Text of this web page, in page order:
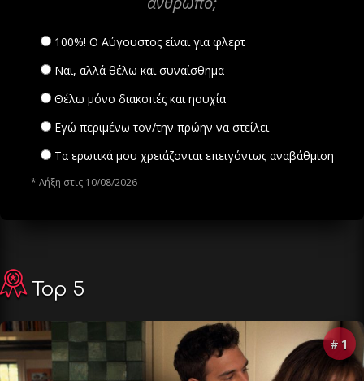
100%! Ο Αύγουστος είναι για φλερτ
Ναι, αλλά θέλω και συναίσθημα
Θέλω μόνο διακοπές και ησυχία
Εγώ περιμένω τον/την πρώην να στείλει
Τα ερωτικά μου χρειάζονται επειγόντως αναβάθμιση
* Λήξη στις 10/08/2026
Top 5
# 1